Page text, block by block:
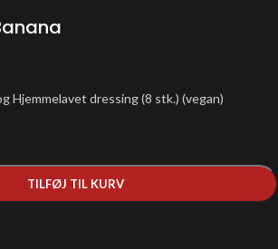
Hjemmelavet dressing (8 stk.) (vegan)
TILFØJ TIL KURV